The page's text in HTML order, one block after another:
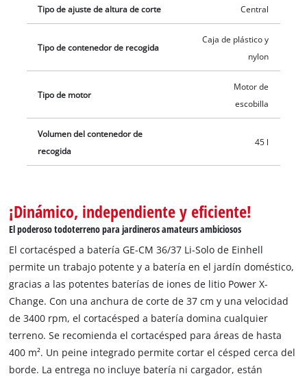
Tipo de ajuste de altura de corte Central
Tipo de contenedor de recogida
Caja de plástico y
nylon
Tipo de motor
Motor de
escobilla
Volumen del contenedor de
recogida
45 l
¡Dinámico, independiente y eficiente!
El poderoso todoterreno para jardineros amateurs ambiciosos
El cortacésped a batería GE-CM 36/37 Li-Solo de Einhell
permite un trabajo potente y a batería en el jardín doméstico,
gracias a las potentes baterías de iones de litio Power X-
Change. Con una anchura de corte de 37 cm y una velocidad
de 3400 rpm, el cortacésped a batería domina cualquier
terreno. Se recomienda el cortacésped para áreas de hasta
400 m². Un peine integrado permite cortar el césped cerca del
borde. La entrega no incluye batería ni cargador, están